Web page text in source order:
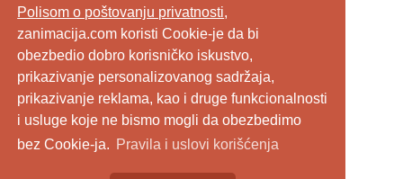
Polisom o poštovanju privatnosti,
zanimacija.com koristi Cookie-je da bi
obezbedio dobro korisničko iskustvo,
prikazivanje personalizovanog sadržaja,
prikazivanje reklama, kao i druge funkcionalnosti
i usluge koje ne bismo mogli da obezbedimo
bez Cookie-ja. Pravila i uslovi korišćenja